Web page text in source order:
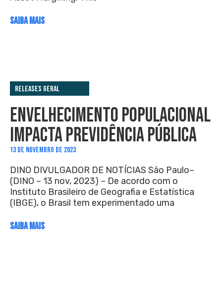
SAIBA MAIS
Releases Geral
ENVELHECIMENTO POPULACIONAL
IMPACTA PREVIDÊNCIA PÚBLICA
13 DE NOVEMBRO DE 2023
DINO DIVULGADOR DE NOTÍCIAS São Paulo–
(DINO – 13 nov, 2023) – De acordo com o
Instituto Brasileiro de Geografia e Estatística
(IBGE), o Brasil tem experimentado uma
SAIBA MAIS